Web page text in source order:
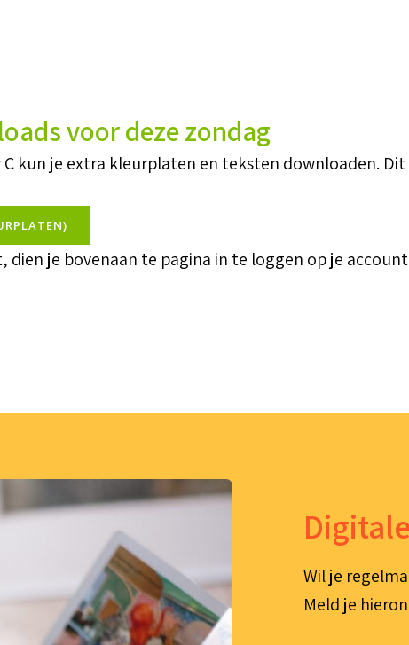
voor deze zondag
kun je extra kleurplaten en teksten downloaden.
je bovenaan te pagina in te loggen op je
Wil je
Meld je